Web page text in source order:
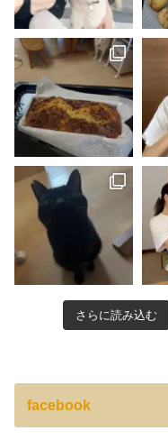
さらに読み込む
facebook